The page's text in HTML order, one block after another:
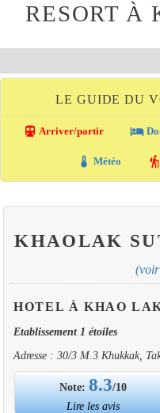
RESORT À
LE GUIDE DU
directions_transit Arriver/partir local_hotel
thermostat Météo hiking
KHAOLAK
HOTEL À KHAO
Etablissement 1 étoiles
Adresse : 30/3 M.3 Khukkak,
Note:8.3/10
Lire les avis